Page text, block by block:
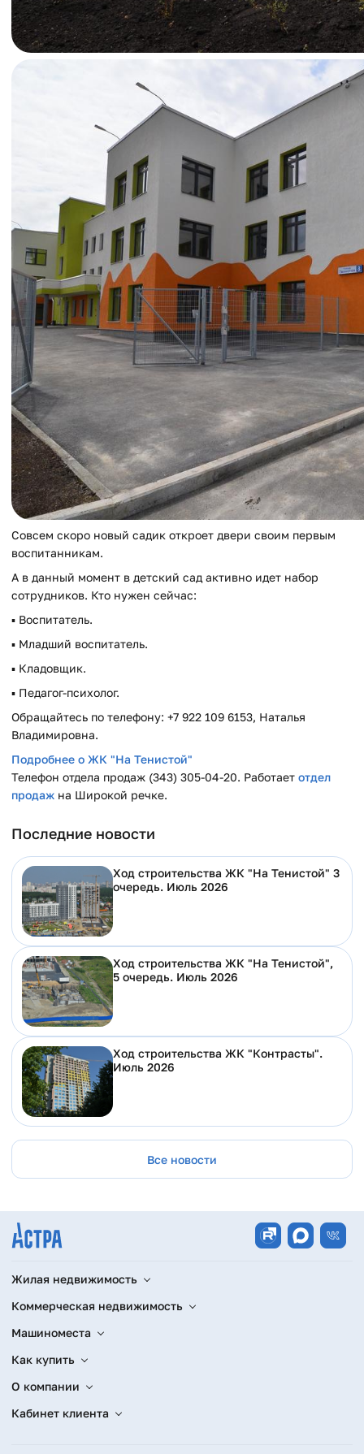
Совсем скоро новый садик откроет двери своим первым
воспитанникам.
А в данный момент в детский сад активно идет набор
сотрудников. Кто нужен сейчас:
▪️ Воспитатель.
▪️ Младший воспитатель.
▪️ Кладовщик.
▪️ Педагог-психолог.
Обращайтесь по телефону: +7 922 109 6153, Наталья
Владимировна.
Подробнее о ЖК "На Тенистой"
Телефон отдела продаж (343) 305-04-20. Работает отдел
продаж на Широкой речке.
Последние новости
Ход строительства ЖК "На Тенистой" 3
очередь. Июль 2026
Ход строительства ЖК "На Тенистой",
5 очередь. Июль 2026
Ход строительства ЖК "Контрасты".
Июль 2026
Все новости
Жилая недвижимость
Коммерческая недвижимость
Машиноместа
Как купить
О компании
Кабинет клиента